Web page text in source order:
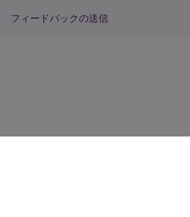
フィードバックの送信